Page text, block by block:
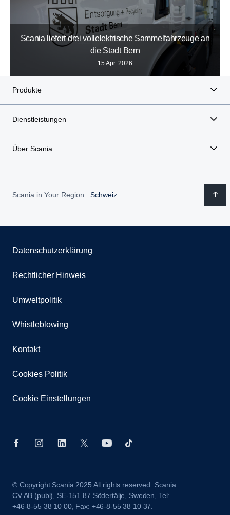
Scania liefert drei vollelektrische Sammelfahrzeuge an
die Stadt Bern
15 Apr. 2026
Produkte
Dienstleistungen
Über Scania
Scania in Your Region: Schweiz
Datenschutzerklärung
Rechtlicher Hinweis
Umweltpolitik
Whistleblowing
Kontakt
Cookies Politik
Cookie Einstellungen
© Copyright Scania 2025 All rights reserved. Scania
CV AB (publ), SE-151 87 Södertälje, Sweden, Tel:
+46-8-55 38 10 00, Fax: +46-8-55 38 10 37.